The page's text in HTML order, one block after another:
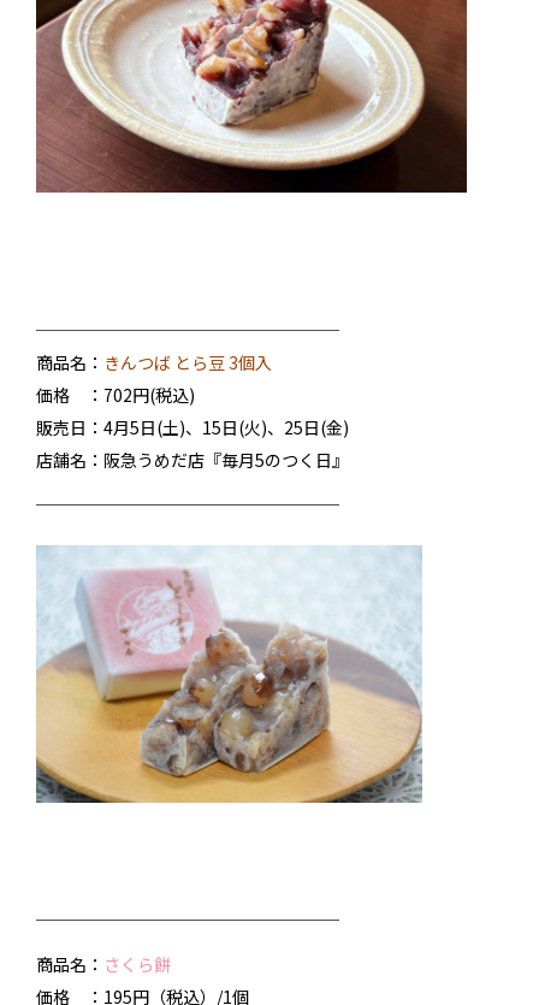
──────────────────
商品名： きんつば とら豆 3個入
価格 ：702円(税込)
販売日：4月5日(土)、15日(火)、25日(金)
店舗名：阪急うめだ店『毎月5のつく日』
──────────────────
──────────────────
商品名： さくら餅
価格 ：195円（税込）/1個